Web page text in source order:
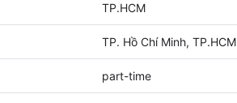
TP.HCM
TP. Hồ Chí Minh, TP.HCM
part-time